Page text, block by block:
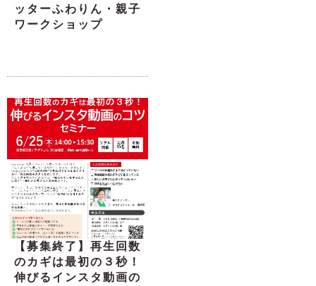
ッターふわりん・親子
ワークショップ
【募集終了】再生回数
のカギは最初の３秒！
伸びるインスタ動画の